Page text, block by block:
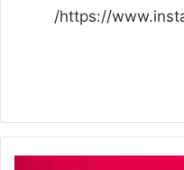
https://